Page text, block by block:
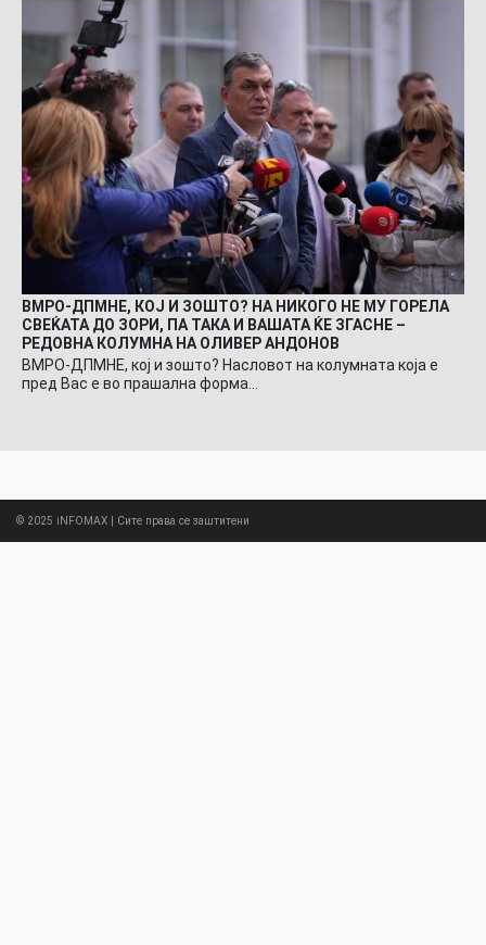
ВМРО-ДПМНЕ, КОЈ И ЗОШТО? НА НИКОГО НЕ МУ ГОРЕЛА
СВЕЌАТА ДО ЗОРИ, ПА ТАКА И ВАШАТА ЌЕ ЗГАСНЕ –
РЕДОВНА КОЛУМНА НА ОЛИВЕР АНДОНОВ
ВМРО-ДПМНЕ, кој и зошто? Насловот на колумната која е
пред Вас е во прашална форма…
© 2025 iNFOMAX | Сите права се заштитени